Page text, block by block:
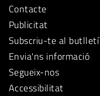
Contacte
Publicitat
Subscriu-te al butlletí
Envia'ns informació
Segueix-nos
Accessibilitat